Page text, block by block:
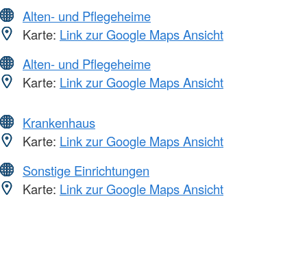
Alten- und Pflegeheime
Karte: Link zur Google Maps Ansicht
Alten- und Pflegeheime
Karte: Link zur Google Maps Ansicht
Krankenhaus
Karte: Link zur Google Maps Ansicht
Sonstige Einrichtungen
Karte: Link zur Google Maps Ansicht